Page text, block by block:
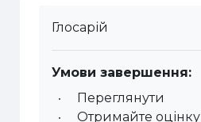
Глосарій
Умови завершення:
Переглянути
Отримайте оцінку